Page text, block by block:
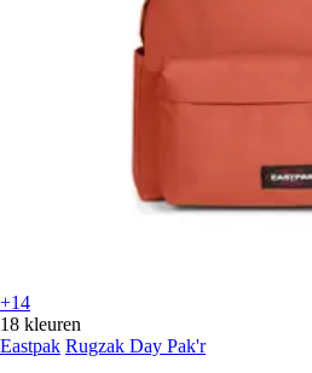
+14
18 kleuren
Eastpak Rugzak Day Pak'r